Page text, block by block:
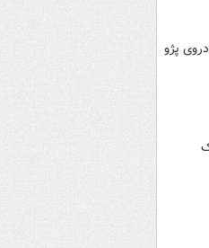
پژو